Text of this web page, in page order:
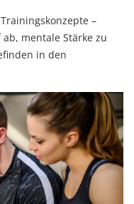
–
mentale Stärke zu
in den